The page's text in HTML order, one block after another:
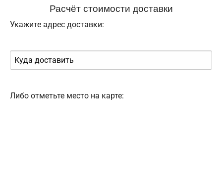
Расчёт стоимости доставки
Укажите адрес доставки:
Либо отметьте место на карте: